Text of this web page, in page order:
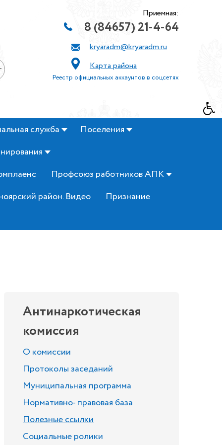
Приемная:
8 (84657) 21-4-64
kryaradm@kryaradm.ru
Карта района
Реестр официальных аккаунтов в соцсетях
служба
Поселения
Профсоюз работников АПК
район. Видео
Признание
Антинаркотическая
комиссия
О комиссии
Протоколы заседаний
Муниципальная программа
Нормативно- правовая база
Полезные ссылки
Социальные ролики